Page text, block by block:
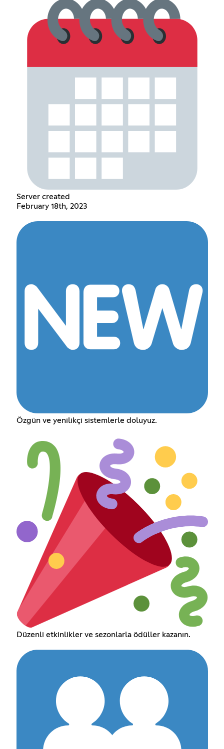
Server created
February 18th, 2023
Özgün ve yenilikçi sistemlerle doluyuz.
Düzenli etkinlikler ve sezonlarla ödüller kazanın.